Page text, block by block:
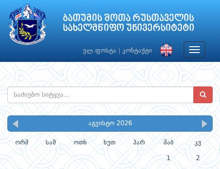
ბათუმის შოთა რუსთაველის
სახელმწიფო უნივერსიტეტი
ელ.ფოსტა კონტაქტი
Toggle
აგვისტო 2026
ორშ სამ ოთხ ხუთ პარ შაბ კვ
1 2